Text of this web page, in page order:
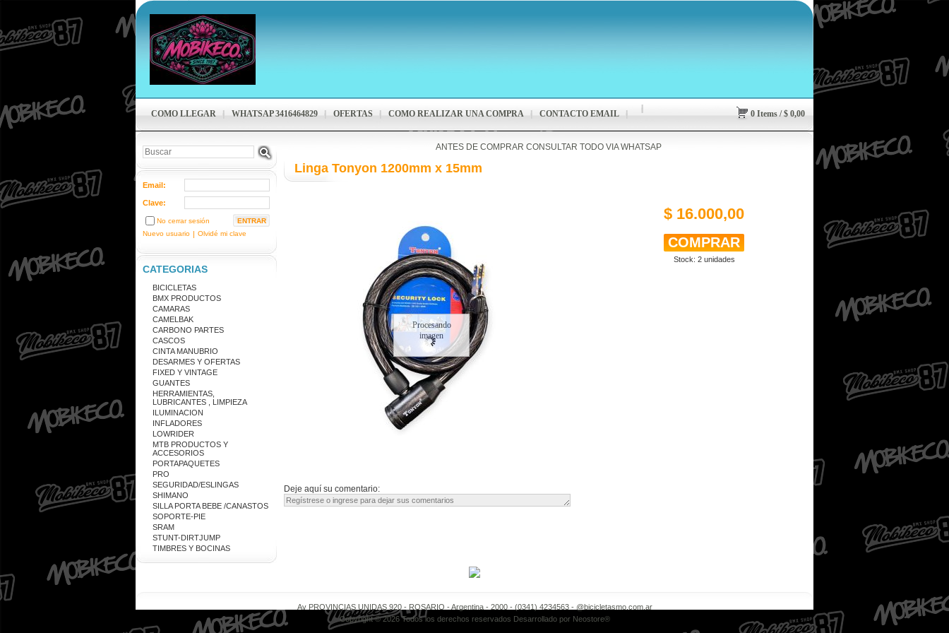
0 Items/ $ 0,00
COMO LLEGAR WHATSAP 3416464829 OFERTAS COMO REALIZAR UNA COMPRA CONTACTO EMAIL
Email:
Clave:
No cerrar sesión
Nuevo usuario | Olvidé mi clave
CATEGORIAS
BICICLETAS
BMX PRODUCTOS
CAMARAS
CAMELBAK
CARBONO PARTES
CASCOS
CINTA MANUBRIO
DESARMES Y OFERTAS
FIXED Y VINTAGE
GUANTES
HERRAMIENTAS,
LUBRICANTES , LIMPIEZA
ILUMINACION
INFLADORES
LOWRIDER
MTB PRODUCTOS Y
ACCESORIOS
PORTAPAQUETES
PRO
SEGURIDAD/ESLINGAS
SHIMANO
SILLA PORTA BEBE /CANASTOS
SOPORTE-PIE
SRAM
STUNT-DIRTJUMP
TIMBRES Y BOCINAS
ANTES DE COMPRAR CONSULTAR TODO VIA WHATSAP
Linga Tonyon 1200mm x 15mm
Procesando
imagen
$ 16.000,00
Stock: 2unidades
Deje aquí su comentario:
Av PROVINCIAS UNIDAS 920 - ROSARIO - Argentina - 2000 - (0341) 4234563 - @bicicletasmo.com.ar
Copyright © 2026 Todos los derechos reservados Desarrollado por Neostore®